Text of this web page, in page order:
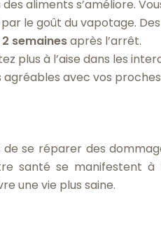
aliments s’améliore.
le goût du vapotage.
2 semainesaprès l’arrêt.
plus à l’aise dans les
avec vos
se réparer des
santé se manifestent à
une vie plus saine.